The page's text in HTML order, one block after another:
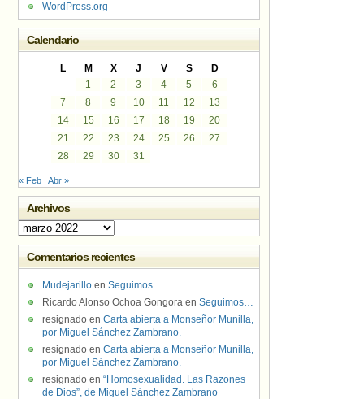
WordPress.org
Calendario
L M X J V S
D
1
2 3 4 5
6
7
8 9 10 11 12
13
14
15 16 17 18 19
20
21
22 23 24 25 26
27
28
29 30 31
« Feb Abr »
Archivos
Archivos
Comentarios recientes
Mudejarillo en Seguimos…
Ricardo Alonso Ochoa Gongora en Seguimos…
resignado en Carta abierta a Monseñor Munilla,
por Miguel Sánchez Zambrano.
resignado en Carta abierta a Monseñor Munilla,
por Miguel Sánchez Zambrano.
resignado en “Homosexualidad. Las Razones
de Dios”, de Miguel Sánchez Zambrano